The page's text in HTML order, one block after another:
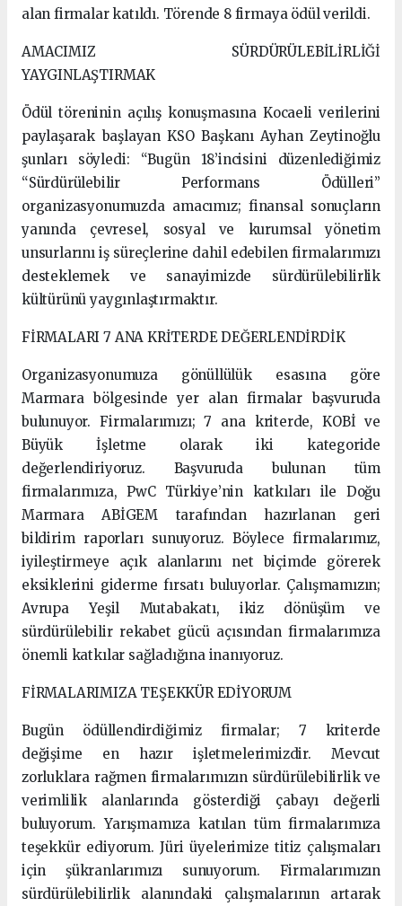
alan firmalar katıldı. Törende 8 firmaya ödül verildi.
AMACIMIZ SÜRDÜRÜLEBİLİRLİĞİ
YAYGINLAŞTIRMAK
Ödül töreninin açılış konuşmasına Kocaeli verilerini
paylaşarak başlayan KSO Başkanı Ayhan Zeytinoğlu
şunları söyledi: “Bugün 18’incisini düzenlediğimiz
“Sürdürülebilir Performans Ödülleri”
organizasyonumuzda amacımız; finansal sonuçların
yanında çevresel, sosyal ve kurumsal yönetim
unsurlarını iş süreçlerine dahil edebilen firmalarımızı
desteklemek ve sanayimizde sürdürülebilirlik
kültürünü yaygınlaştırmaktır.
FİRMALARI 7 ANA KRİTERDE DEĞERLENDİRDİK
Organizasyonumuza gönüllülük esasına göre
Marmara bölgesinde yer alan firmalar başvuruda
bulunuyor. Firmalarımızı; 7 ana kriterde, KOBİ ve
Büyük İşletme olarak iki kategoride
değerlendiriyoruz. Başvuruda bulunan tüm
firmalarımıza, PwC Türkiye’nin katkıları ile Doğu
Marmara ABİGEM tarafından hazırlanan geri
bildirim raporları sunuyoruz. Böylece firmalarımız,
iyileştirmeye açık alanlarını net biçimde görerek
eksiklerini giderme fırsatı buluyorlar. Çalışmamızın;
Avrupa Yeşil Mutabakatı, ikiz dönüşüm ve
sürdürülebilir rekabet gücü açısından firmalarımıza
önemli katkılar sağladığına inanıyoruz.
FİRMALARIMIZA TEŞEKKÜR EDİYORUM
Bugün ödüllendirdiğimiz firmalar; 7 kriterde
değişime en hazır işletmelerimizdir. Mevcut
zorluklara rağmen firmalarımızın sürdürülebilirlik ve
verimlilik alanlarında gösterdiği çabayı değerli
buluyorum. Yarışmamıza katılan tüm firmalarımıza
teşekkür ediyorum. Jüri üyelerimize titiz çalışmaları
için şükranlarımızı sunuyorum. Firmalarımızın
sürdürülebilirlik alanındaki çalışmalarının artarak